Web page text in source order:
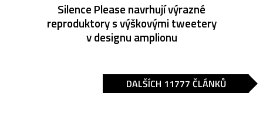
Silence Please navrhují výrazné
reproduktory s výškovými tweetery
v designu amplionu
DALŠÍCH 11777 ČLÁNKŮ